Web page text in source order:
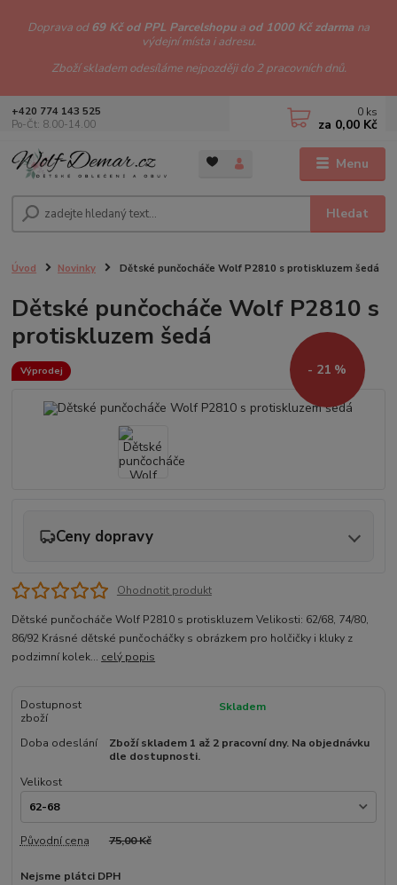
Doprava od69 Kč od PPL Parcelshopu a od 1000 Kč zdarma na
výdejní místa i adresu.
Zboží skladem odesíláme nejpozději do 2 pracovních dnů.
Menu
Hledat
+420 774 143 525
Po-Čt: 8.00-14.00
0 ks
za 0,00 Kč
Úvod Novinky Dětské punčocháče Wolf P2810 s protiskluzem šedá
Dětské punčocháče Wolf P2810 s
protiskluzem šedá
Výprodej - 21 %
Ceny dopravy
Ohodnotit produkt
Dětské punčocháče Wolf P2810 s protiskluzem Velikosti: 62/68, 74/80,
86/92 Krásné dětské punčocháčky s obrázkem pro holčičky i kluky z
podzimní kolek... celý popis
Dostupnost
zboží
Skladem
Doba odeslání
Zboží skladem 1 až 2 pracovní dny. Na objednávku
dle dostupnosti.
Velikost
Původní cena 75,00 Kč
Nejsme plátci DPH